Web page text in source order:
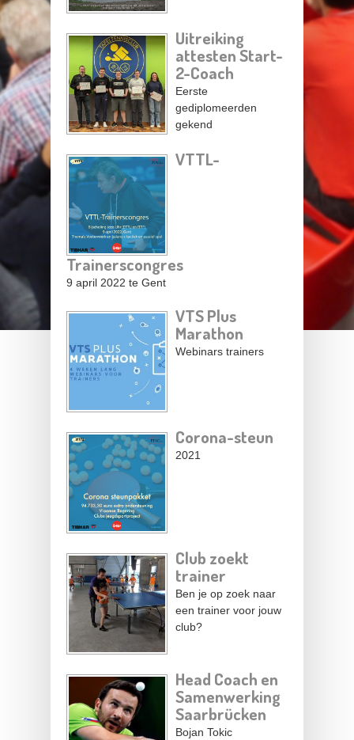
Uitreiking
attesten Start-
2-Coach
Eerste
gediplomeerden
gekend
VTTL-
Trainerscongres
9 april 2022 te Gent
VTS Plus
Marathon
Webinars trainers
Corona-steun
2021
Club zoekt
trainer
Ben je op zoek naar
een trainer voor jouw
club?
Head Coach en
Samenwerking
Saarbrücken
Bojan Tokic